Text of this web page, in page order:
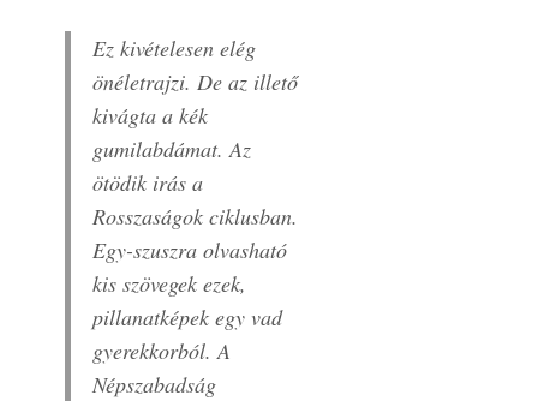
Ez kivételesen elég
önéletrajzi. De az illető
kivágta a kék
gumilabdámat. Az
ötödik irás a
Rosszaságok ciklusban.
Egy-szuszra olvasható
kis szövegek ezek,
pillanatképek egy vad
gyerekkorból. A
Népszabadság